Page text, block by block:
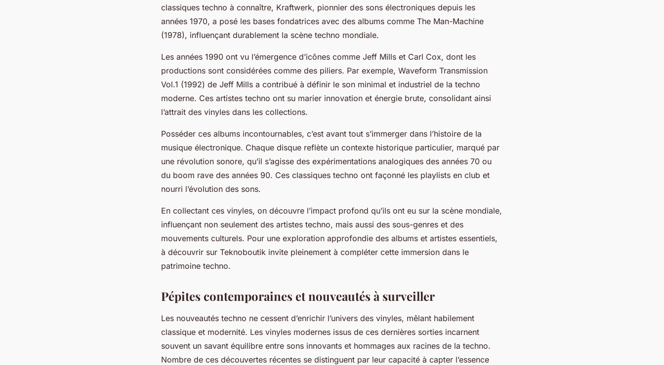
classiques techno à connaître, Kraftwerk, pionnier des sons électroniques depuis les
années 1970, a posé les bases fondatrices avec des albums comme The Man-Machine
(1978), influençant durablement la scène techno mondiale.
Les années 1990 ont vu l’émergence d’icônes comme Jeff Mills et Carl Cox, dont les
productions sont considérées comme des piliers. Par exemple, Waveform Transmission
Vol.1 (1992) de Jeff Mills a contribué à définir le son minimal et industriel de la techno
moderne. Ces artistes techno ont su marier innovation et énergie brute, consolidant ainsi
l’attrait des vinyles dans les collections.
Posséder ces albums incontournables, c’est avant tout s’immerger dans l’histoire de la
musique électronique. Chaque disque reflète un contexte historique particulier, marqué par
une révolution sonore, qu’il s’agisse des expérimentations analogiques des années 70 ou
du boom rave des années 90. Ces classiques techno ont façonné les playlists en club et
nourri l’évolution des sons.
En collectant ces vinyles, on découvre l’impact profond qu’ils ont eu sur la scène mondiale,
influençant non seulement des artistes techno, mais aussi des sous-genres et des
mouvements culturels. Pour une exploration approfondie des albums et artistes essentiels,
à découvrir sur Teknoboutik invite pleinement à compléter cette immersion dans le
patrimoine techno.
Pépites contemporaines et nouveautés à surveiller
Les nouveautés techno ne cessent d’enrichir l’univers des vinyles, mêlant habilement
classique et modernité. Les vinyles modernes issus de ces dernières sorties incarnent
souvent un savant équilibre entre sons innovants et hommages aux racines de la techno.
Nombre de ces découvertes récentes se distinguent par leur capacité à capter l’essence